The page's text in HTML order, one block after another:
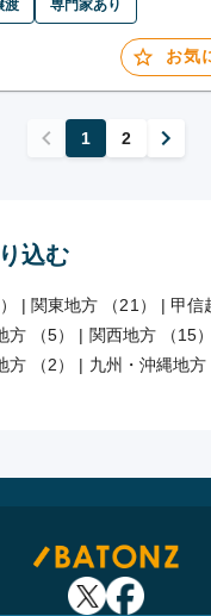
渡 専門家あり
お気
1 2
込む
| 関東地方 （21） | 甲信
方 （5） | 関西地方 （15）
方 （2） | 九州・沖縄地方